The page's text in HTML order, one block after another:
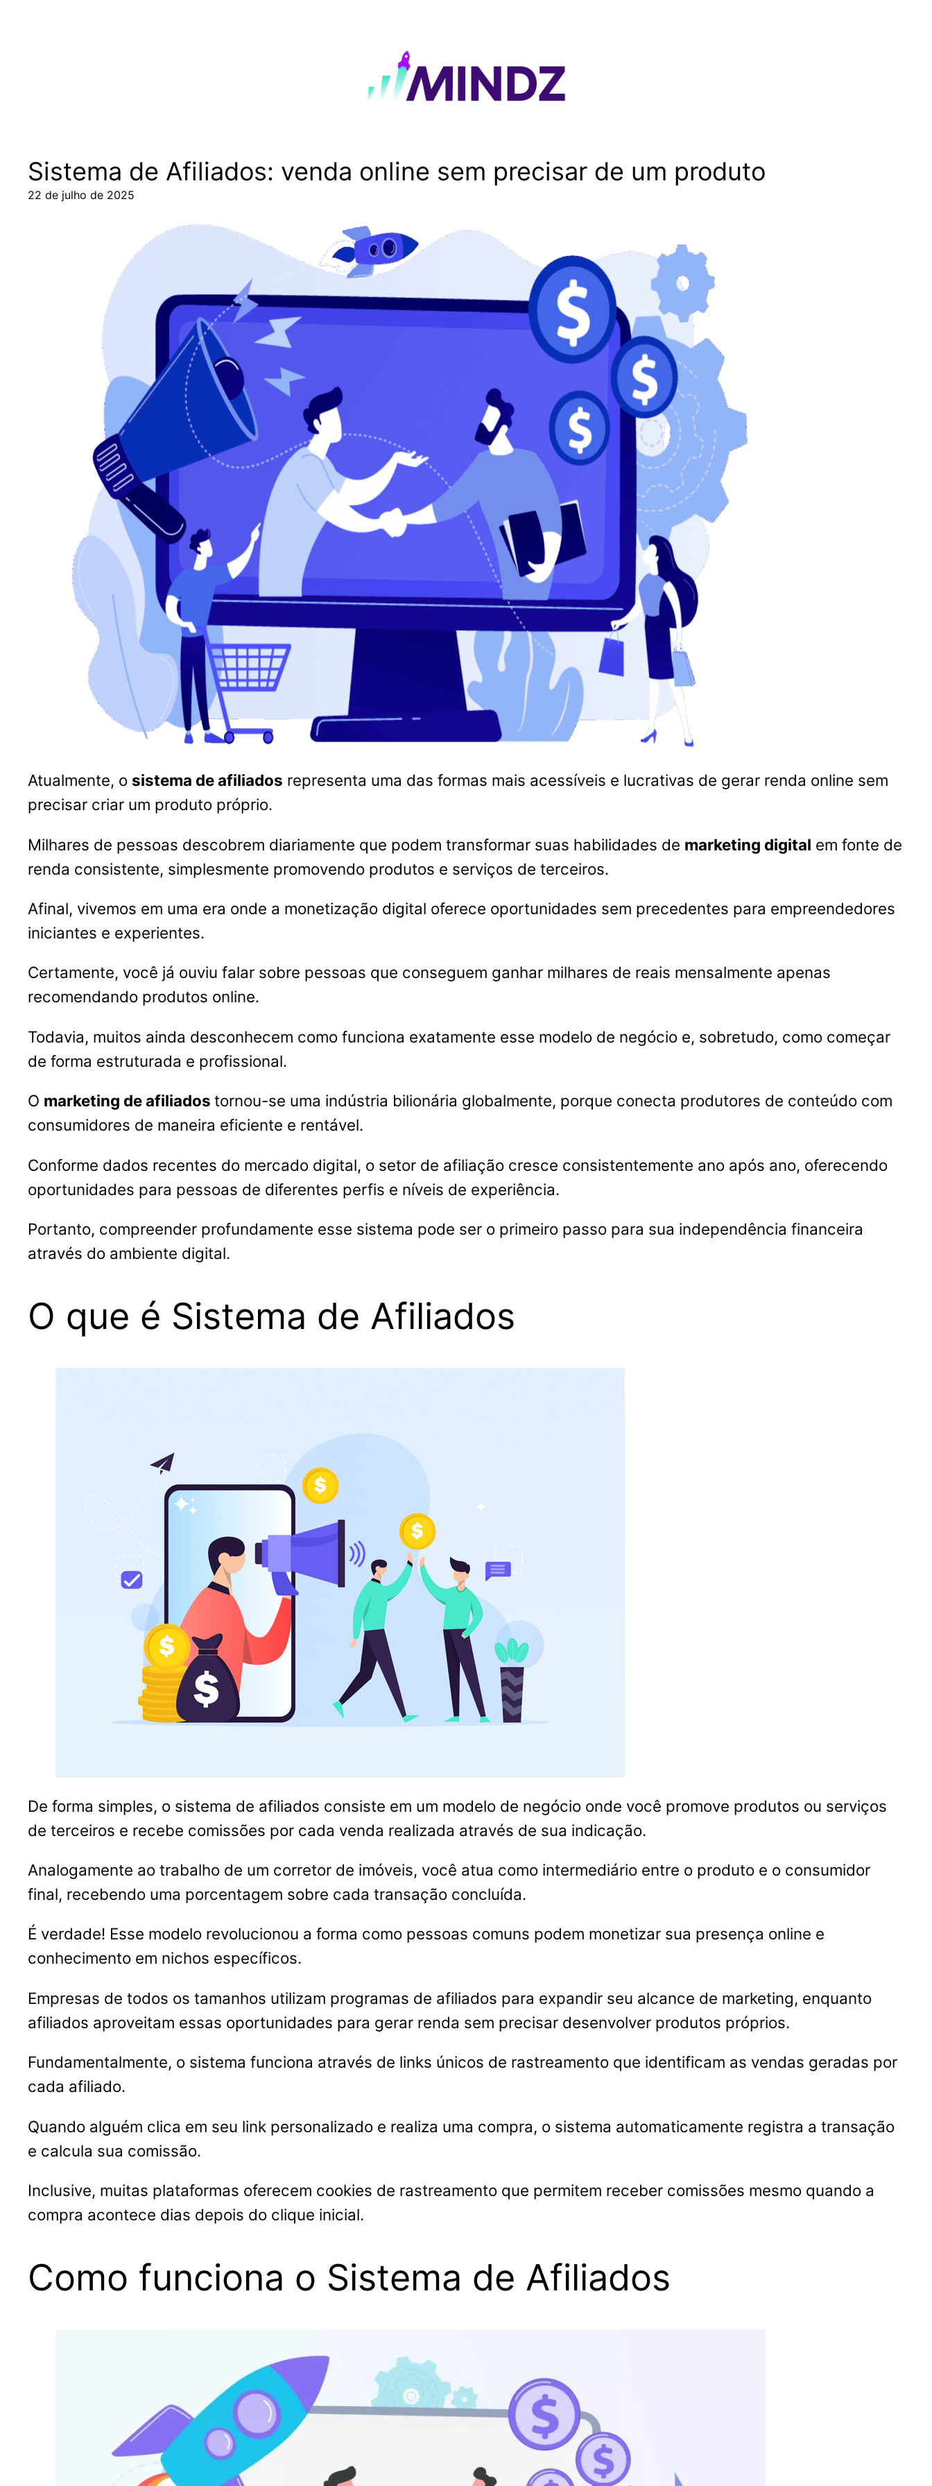
Sistema de Afiliados: venda online sem precisar de um produto
22 de julho de 2025
Atualmente, o sistema de afiliados representa uma das formas mais acessíveis e lucrativas de gerar renda online sem
precisar criar um produto próprio.
Milhares de pessoas descobrem diariamente que podem transformar suas habilidades de marketing digital em fonte de
renda consistente, simplesmente promovendo produtos e serviços de terceiros.
Afinal, vivemos em uma era onde a monetização digital oferece oportunidades sem precedentes para empreendedores
iniciantes e experientes.
Certamente, você já ouviu falar sobre pessoas que conseguem ganhar milhares de reais mensalmente apenas
recomendando produtos online.
Todavia, muitos ainda desconhecem como funciona exatamente esse modelo de negócio e, sobretudo, como começar
de forma estruturada e profissional.
O marketing de afiliados tornou-se uma indústria bilionária globalmente, porque conecta produtores de conteúdo com
consumidores de maneira eficiente e rentável.
Conforme dados recentes do mercado digital, o setor de afiliação cresce consistentemente ano após ano, oferecendo
oportunidades para pessoas de diferentes perfis e níveis de experiência.
Portanto, compreender profundamente esse sistema pode ser o primeiro passo para sua independência financeira
através do ambiente digital.
O que é Sistema de Afiliados
De forma simples, o sistema de afiliados consiste em um modelo de negócio onde você promove produtos ou serviços
de terceiros e recebe comissões por cada venda realizada através de sua indicação.
Analogamente ao trabalho de um corretor de imóveis, você atua como intermediário entre o produto e o consumidor
final, recebendo uma porcentagem sobre cada transação concluída.
É verdade! Esse modelo revolucionou a forma como pessoas comuns podem monetizar sua presença online e
conhecimento em nichos específicos.
Empresas de todos os tamanhos utilizam programas de afiliados para expandir seu alcance de marketing, enquanto
afiliados aproveitam essas oportunidades para gerar renda sem precisar desenvolver produtos próprios.
Fundamentalmente, o sistema funciona através de links únicos de rastreamento que identificam as vendas geradas por
cada afiliado.
Quando alguém clica em seu link personalizado e realiza uma compra, o sistema automaticamente registra a transação
e calcula sua comissão.
Inclusive, muitas plataformas oferecem cookies de rastreamento que permitem receber comissões mesmo quando a
compra acontece dias depois do clique inicial.
Como funciona o Sistema de Afiliados